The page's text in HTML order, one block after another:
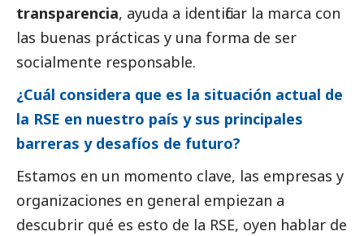
transparencia, ayuda a identificar la marca con
las buenas prácticas y una forma de ser
socialmente responsable.
¿Cuál considera que es la situación actual de
la RSE en nuestro país y sus principales
barreras y desafíos de futuro?
Estamos en un momento clave, las empresas y
organizaciones en general empiezan a
descubrir qué es esto de la RSE, oyen hablar de